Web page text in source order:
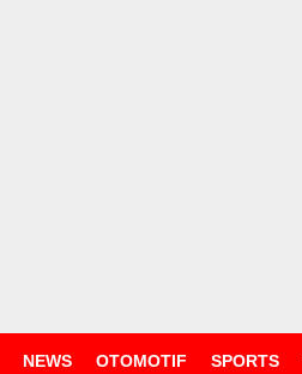
NEWS OTOMOTIF SPORTS